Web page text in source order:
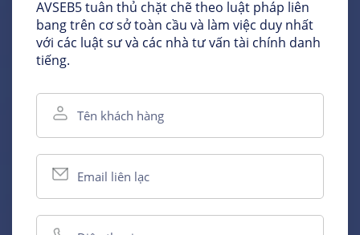
AVSEB5 tuân thủ chặt chẽ theo luật pháp liên
bang trên cơ sở toàn cầu và làm việc duy nhất
với các luật sư và các nhà tư vấn tài chính danh
tiếng.